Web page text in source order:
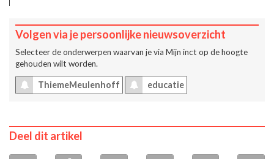
Volgen via je persoonlijke nieuwsoverzicht
Selecteer de onderwerpen waarvan je via Mijn inct op de hoogte
gehouden wilt worden.
ThiemeMeulenhoff educatie
Deel dit artikel